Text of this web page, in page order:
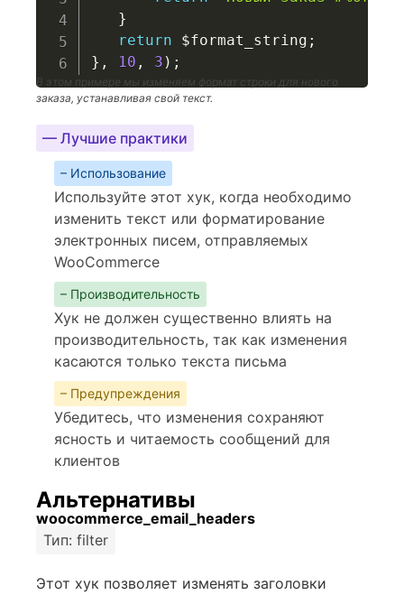
}
return
$format_string ;
} , 10 , 3 ) ;
В этом примере мы изменяем формат строки для нового
заказа, устанавливая свой текст.
— Лучшие практики
– Использование
Используйте этот хук, когда необходимо
изменить текст или форматирование
электронных писем, отправляемых
WooCommerce
– Производительность
Хук не должен существенно влиять на
производительность, так как изменения
касаются только текста письма
– Предупреждения
Убедитесь, что изменения сохраняют
ясность и читаемость сообщений для
клиентов
Альтернативы
woocommerce_email_headers
Тип: filter
Этот хук позволяет изменять заголовки